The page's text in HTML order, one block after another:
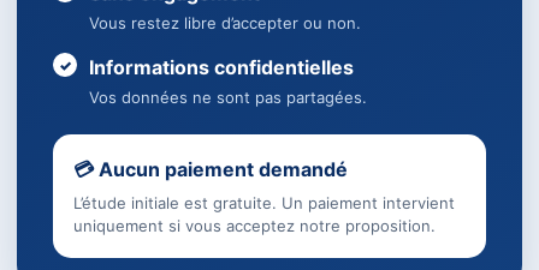
Vous restez libre d’accepter ou non.
Informations confidentielles
Vos données ne sont pas partagées.
💳 Aucun paiement demandé
L’étude initiale est gratuite. Un paiement intervient
uniquement si vous acceptez notre proposition.